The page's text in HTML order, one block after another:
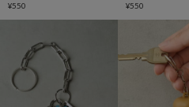
ボン)
¥550
ボン)
¥550